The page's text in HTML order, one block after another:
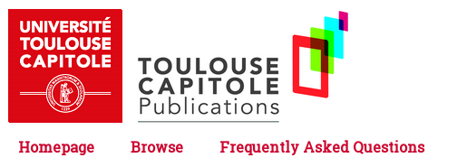
Homepage Browse Frequently Asked Questions